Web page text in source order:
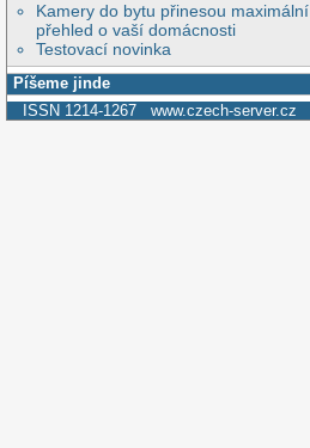
Kamery do bytu přinesou maximální
přehled o vaší domácnosti
Testovací novinka
Píšeme jinde
ISSN 1214-1267 www.czech-server.cz